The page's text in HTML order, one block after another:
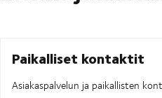
Paikalliset kontaktit
Asiakaspalvelun ja paikallisten